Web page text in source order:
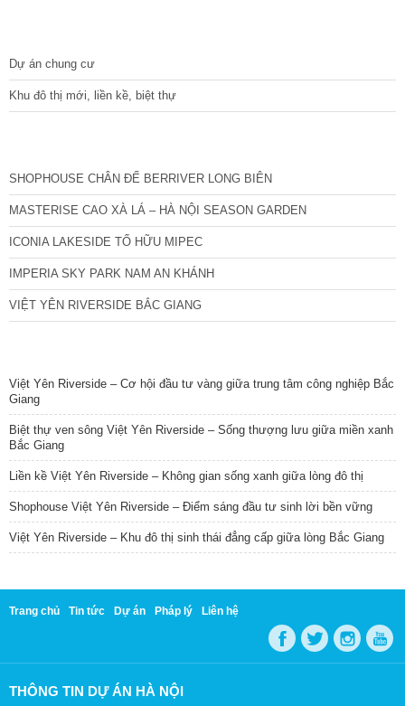
Dự án chung cư
Khu đô thị mới, liền kề, biệt thự
SHOPHOUSE CHÂN ĐẾ BERRIVER LONG BIÊN
MASTERISE CAO XÀ LÁ – HÀ NỘI SEASON GARDEN
ICONIA LAKESIDE TỐ HỮU MIPEC
IMPERIA SKY PARK NAM AN KHÁNH
VIỆT YÊN RIVERSIDE BẮC GIANG
Việt Yên Riverside – Cơ hội đầu tư vàng giữa trung tâm công nghiệp Bắc
Giang
Biệt thự ven sông Việt Yên Riverside – Sống thượng lưu giữa miền xanh
Bắc Giang
Liền kề Việt Yên Riverside – Không gian sống xanh giữa lòng đô thị
Shophouse Việt Yên Riverside – Điểm sáng đầu tư sinh lời bền vững
Việt Yên Riverside – Khu đô thị sinh thái đẳng cấp giữa lòng Bắc Giang
Trang chủ Tin tức Dự án Pháp lý Liên hệ
THÔNG TIN DỰ ÁN HÀ NỘI